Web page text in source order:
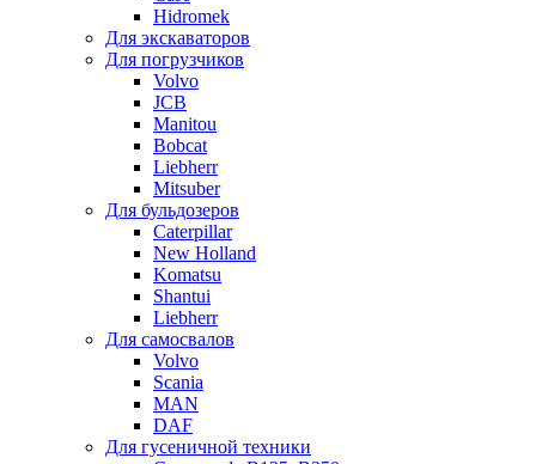
Hidromek
Для экскаваторов
Для погрузчиков
Volvo
JCB
Manitou
Bobcat
Liebherr
Mitsuber
Для бульдозеров
Caterpillar
New Holland
Komatsu
Shantui
Liebherr
Для самосвалов
Volvo
Scania
MAN
DAF
Для гусеничной техники